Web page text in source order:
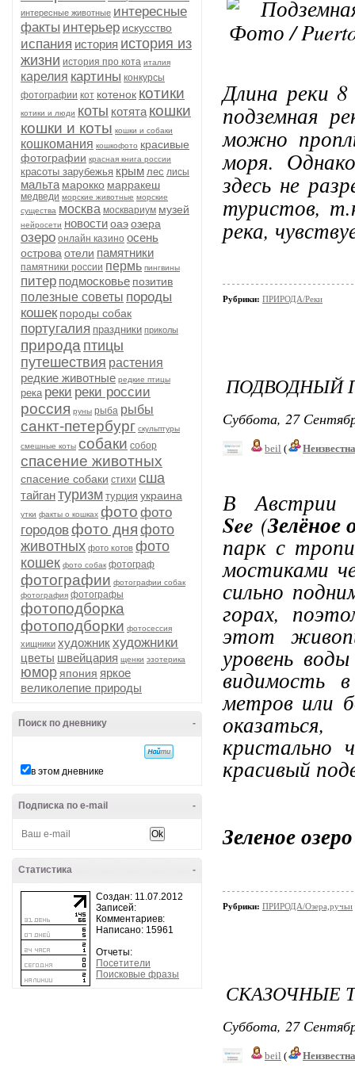
интересные животные интересные
факты интерьер искусство
испания история история из
жизни история про кота италия
карелия картины конкурсы
фотографии кот котенок котики
котики и люди коты котята кошки
кошки и коты кошки и собаки
кошкомания кошкофото красивые
фотографии красная книга россии
красоты зарубежья крым лес лисы
мальта марокко марракеш
медведи морские животные морские
существа москва москвариум музей
нейросети новостиоаэозера
озеро онлайн казино осень
острова отели памятники
памятники россии пермь пингвины
питер подмосковье позитив
полезные советы породы
кошек породы собак
португалия праздники приколы
природа птицы
путешествия растения
редкие животные редкие птицы
река реки реки россии
россия руны рыба рыбы
санкт-петербург скульптуры
смешные коты собаки собор
спасение животных
спасение собаки стихи сша
тайгантуризм турция украина
утки факты о кошках фото фото
городовфото дня фото
животных фото котов фото
кошек фото собак фотограф
фотографии фотографии собак
фотография фотографы
фотоподборка
фотоподборки фотосессия
хищники художникхудожники
цветы швейцария щенки эзотерика
юмор япония яркое
великолепие природы
-
Поиск по дневнику
в этом дневнике
-
Подписка по e-mail
-
Статистика
Создан: 11.07.2012
Записей:
Комментариев:
Написано: 15961
Отчеты:
Посетители
Поисковые фразы
Длина реки
подземная
можно
моря.
здесь не
туристов,
река,
Рубрики: ПРИРОДА/Реки
ПОДВОДНЫЙ
Суббота, 27
beil (
В Австрии
See (Зелёное
парк с
мостиками
сильно
горах,
этот
уровень
видимость
метров или
кристально
красивый
Зеленое озеро
Рубрики: ПРИРОДА/Озера,ручьи
СКАЗОЧНЫЕ
Суббота, 27
beil (